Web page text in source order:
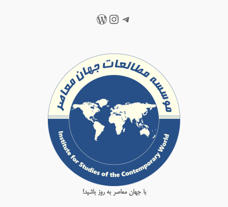
تلگراماینستاگرم
وردپرس
با جهان معاصر به روز باشید!